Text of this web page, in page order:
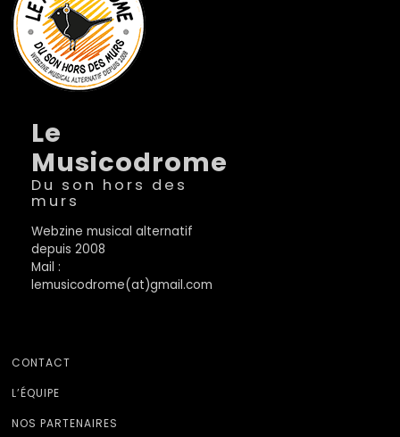
Le
Musicodrome
Du son hors des
murs
Webzine musical alternatif
depuis 2008
Mail :
lemusicodrome(at)gmail.com
CONTACT
L’ÉQUIPE
NOS PARTENAIRES